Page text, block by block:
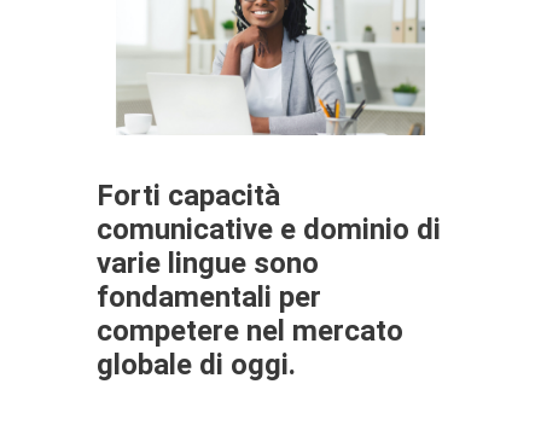
Forti capacità
comunicative e dominio di
varie lingue sono
fondamentali per
competere nel mercato
globale di oggi.